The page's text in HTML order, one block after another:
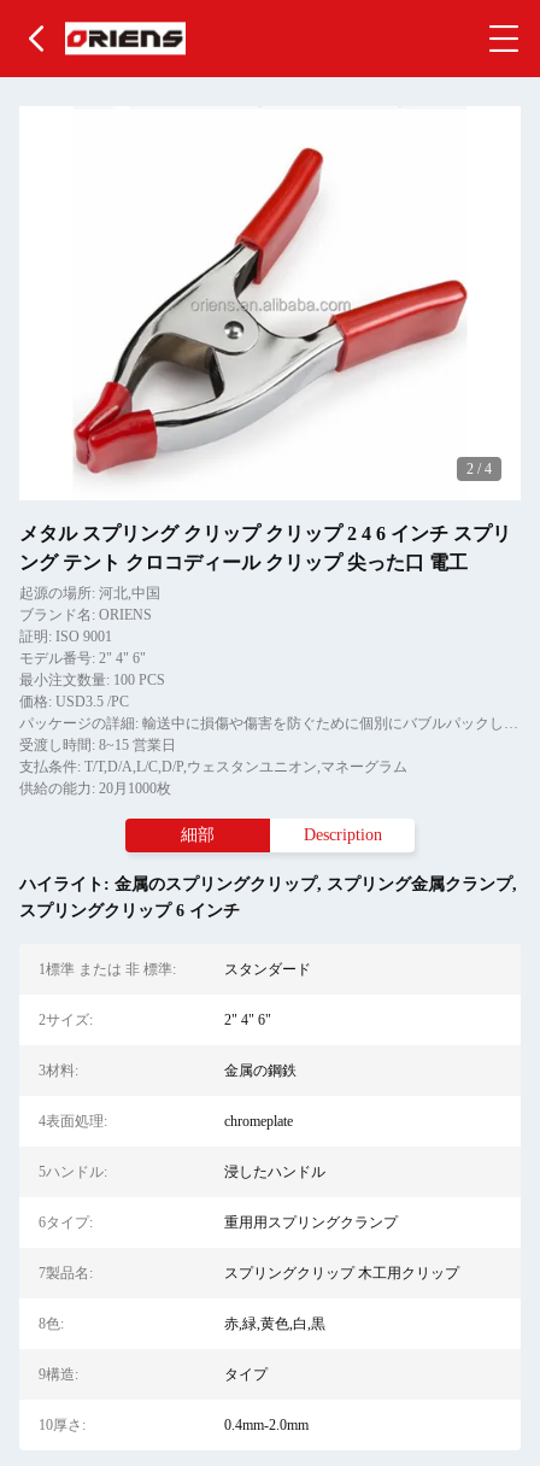
2 / 4
メタル スプリング クリップ クリップ 2 4 6 インチ スプリ
ング テント クロコディール クリップ 尖った口 電工
起源の場所: 河北,中国
ブランド名: ORIENS
証明: ISO 9001
モデル番号: 2" 4" 6"
最小注文数量: 100 PCS
価格: USD3.5 /PC
パッケージの詳細: 輸送中に損傷や傷害を防ぐために個別にバブルパックし,その後,紙箱に
受渡し時間: 8~15 営業日
支払条件: T/T,D/A,L/C,D/P,ウェスタンユニオン,マネーグラム
供給の能力: 20月1000枚
細部 Description
ハイライト: 金属のスプリングクリップ, スプリング金属クランプ,
スプリングクリップ 6 インチ
1標準 または 非 標準: スタンダード
2サイズ: 2" 4" 6"
3材料: 金属の鋼鉄
4表面処理: chromeplate
5ハンドル: 浸したハンドル
6タイプ: 重用用スプリングクランプ
7製品名: スプリングクリップ 木工用クリップ
8色: 赤,緑,黄色,白,黒
9構造: タイプ
10厚さ: 0.4mm-2.0mm